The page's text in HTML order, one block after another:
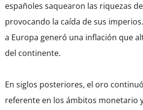
españoles saquearon las riquezas
provocando la caída de sus
a Europa generó una inflación que
del continente.
En siglos posteriores, el oro
referente en los ámbitos monetario